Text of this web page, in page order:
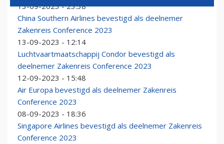
13-09-2023 - 23:38
China Southern Airlines bevestigd als deelnemer
Zakenreis Conference 2023
13-09-2023 - 12:14
Luchtvaartmaatschappij Condor bevestigd als
deelnemer Zakenreis Conference 2023
12-09-2023 - 15:48
Air Europa bevestigd als deelnemer Zakenreis
Conference 2023
08-09-2023 - 18:36
Singapore Airlines bevestigd als deelnemer Zakenreis
Conference 2023